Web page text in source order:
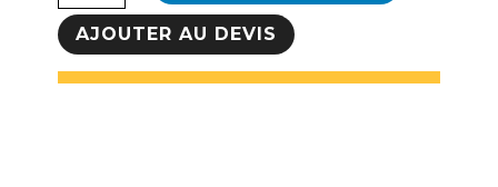
V-
Series
Chest
AJOUTER AU DEVIS